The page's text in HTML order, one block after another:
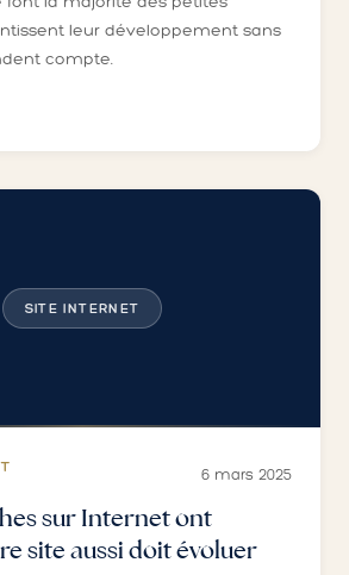
leur développement sans
compte.
SITE INTERNET
6 mars 2025
sur Internet ont
site aussi doit évoluer